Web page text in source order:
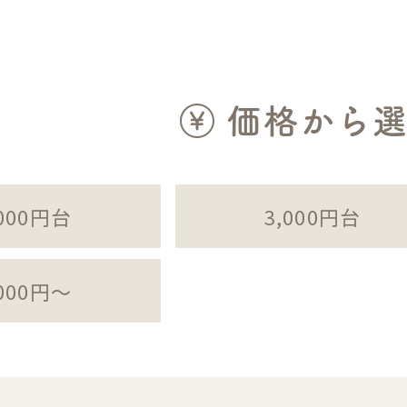
価格から
円台 3,000円台
円〜